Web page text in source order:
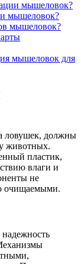
мышеловок?
мышеловок?
мышеловок?
мышеловок для
ловушек, должны
животных.
пластик,
влаги и
не
очищаемыми.